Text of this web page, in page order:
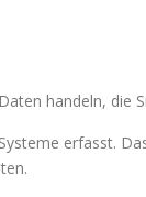
handeln, die
erfasst.